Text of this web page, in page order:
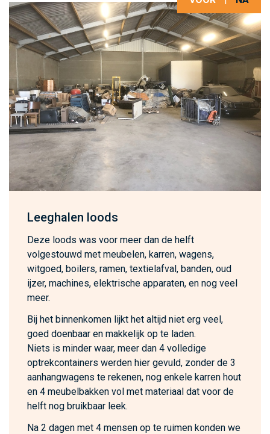
Leeghalen loods
Deze loods was voor meer dan de helft
volgestouwd met meubelen, karren, wagens,
witgoed, boilers, ramen, textielafval, banden, oud
ijzer, machines, elektrische apparaten, en nog veel
meer.
Bij het binnenkomen lijkt het altijd niet erg veel,
goed doenbaar en makkelijk op te laden.
Niets is minder waar, meer dan 4 volledige
optrekcontainers werden hier gevuld, zonder de 3
aanhangwagens te rekenen, nog enkele karren hout
en 4 meubelbakken vol met materiaal dat voor de
helft nog bruikbaar leek.
Na 2 dagen met 4 mensen op te ruimen konden we